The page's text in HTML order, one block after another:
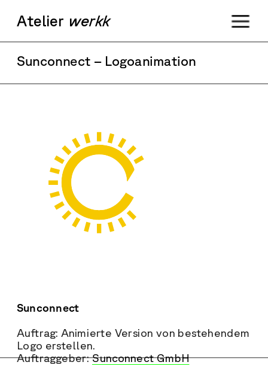
Sunconnect – Logoanimation
Sunconnect
Auftrag: Animierte Version von bestehendem
Logo erstellen.
Auftraggeber: Sunconnect GmbH
Atelier werkk